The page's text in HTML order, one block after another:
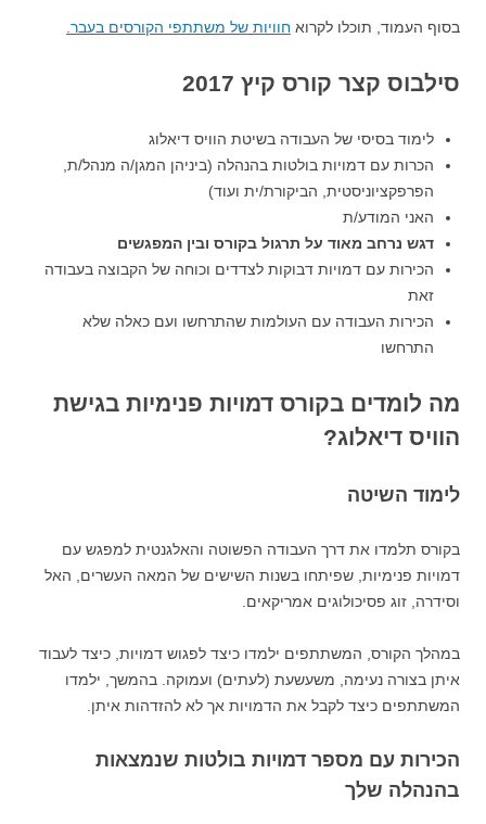
בסוף העמוד, תוכלו לקרוא חוויות של משתתפי הקורסים בעבר.
סילבוס קצר קורס קיץ 2017
לימוד בסיסי של העבודה בשיטת הוויס דיאלוג
הכרות עם דמויות בולטות בהנהלה (ביניהן המגן/ה מנהל/ת,
הפרפקציוניסטית, הביקורת/ית ועוד)
האני המודע/ת
דגש נרחב מאוד על תרגול בקורס ובין המפגשים
הכירות עם דמויות דבוקות לצדדים וכוחה של הקבוצה בעבודה
זאת
הכירות העבודה עם העולמות שהתרחשו ועם כאלה שלא
התרחשו
מה לומדים בקורס דמויות פנימיות בגישת
הוויס דיאלוג?
לימוד השיטה
בקורס תלמדו את דרך העבודה הפשוטה והאלגנטית למפגש עם
דמויות פנימיות, שפיתחו בשנות השישים של המאה העשרים, האל
וסידרה, זוג פסיכולוגים אמריקאים.
במהלך הקורס, המשתתפים ילמדו כיצד לפגוש דמויות, כיצד לעבוד
איתן בצורה נעימה, משעשעת (לעתים) ועמוקה. בהמשך, ילמדו
המשתתפים כיצד לקבל את הדמויות אך לא להזדהות איתן.
הכירות עם מספר דמויות בולטות שנמצאות
בהנהלה שלך